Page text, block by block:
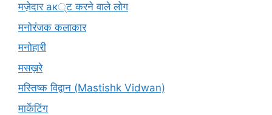
मज़ेदार ак्ट करने वाले लोग
मनोरंजक कलाकार
मनोहारी
मसख़रे
मस्तिष्क विद्वान (Mastishk Vidwan)
मार्केटिंग